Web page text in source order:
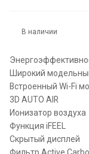
В наличии
Широкий
Встроенный Wi-Fi
3D AUTO AIR
Ионизатор воздуха
Функция iFEEL
Скрытый дисплей
Фильтр Active